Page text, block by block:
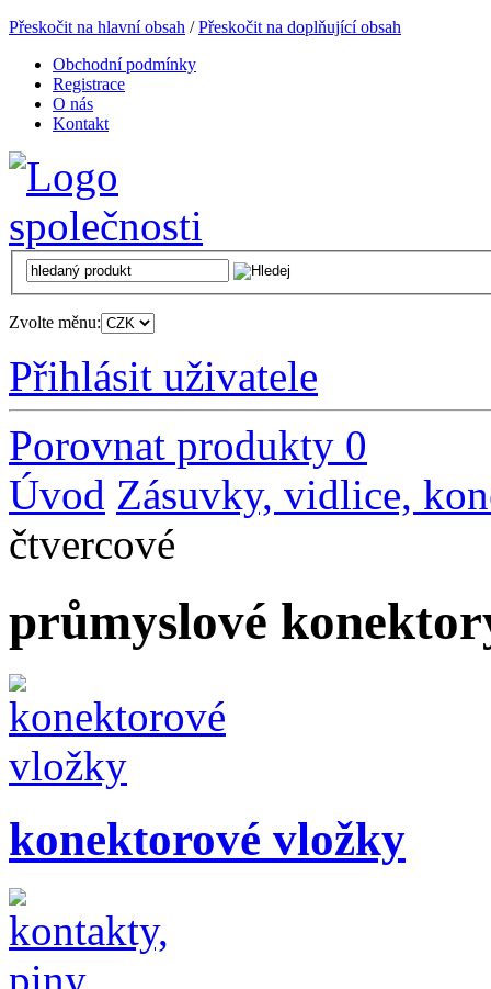
Přeskočit na hlavní obsah /Přeskočit na doplňující obsah
Obchodní podmínky
Registrace
O nás
Kontakt
Zvolte měnu:
Přihlásit uživatele
Porovnat produkty 0
Úvod Zásuvky, vidlice,
čtvercové
průmyslové
konektorové vložky